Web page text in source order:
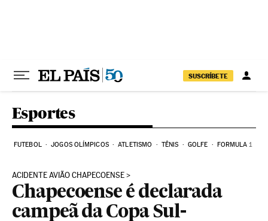
SUSCRÍBETE
Esportes
FUTEBOL JOGOS OLÍMPICOS ATLETISMO TÊNIS GOLFE FORMULA 1
ACIDENTE AVIÃO CHAPECOENSE
Chapecoense é declarada
campeã da Copa Sul-